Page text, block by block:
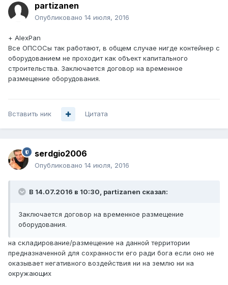
partizanen
Опубликовано 14 июля, 2016
+ AlexPan
Все ОПСОСы так работают, в общем случае нигде контейнер с
оборудованием не проходит как объект капитального
строительства. Заключается договор на временное
размещение оборудования.
Вставить ник Цитата
serdgio2006
Опубликовано 14 июля, 2016
В 14.07.2016 в 10:30, partizanen сказал:
Заключается договор на временное размещение
оборудования.
на складирование/размещение на данной территории
предназначенной для сохранности его ради бога если оно не
оказывает негативного воздействия ни на землю ни на
окружающих